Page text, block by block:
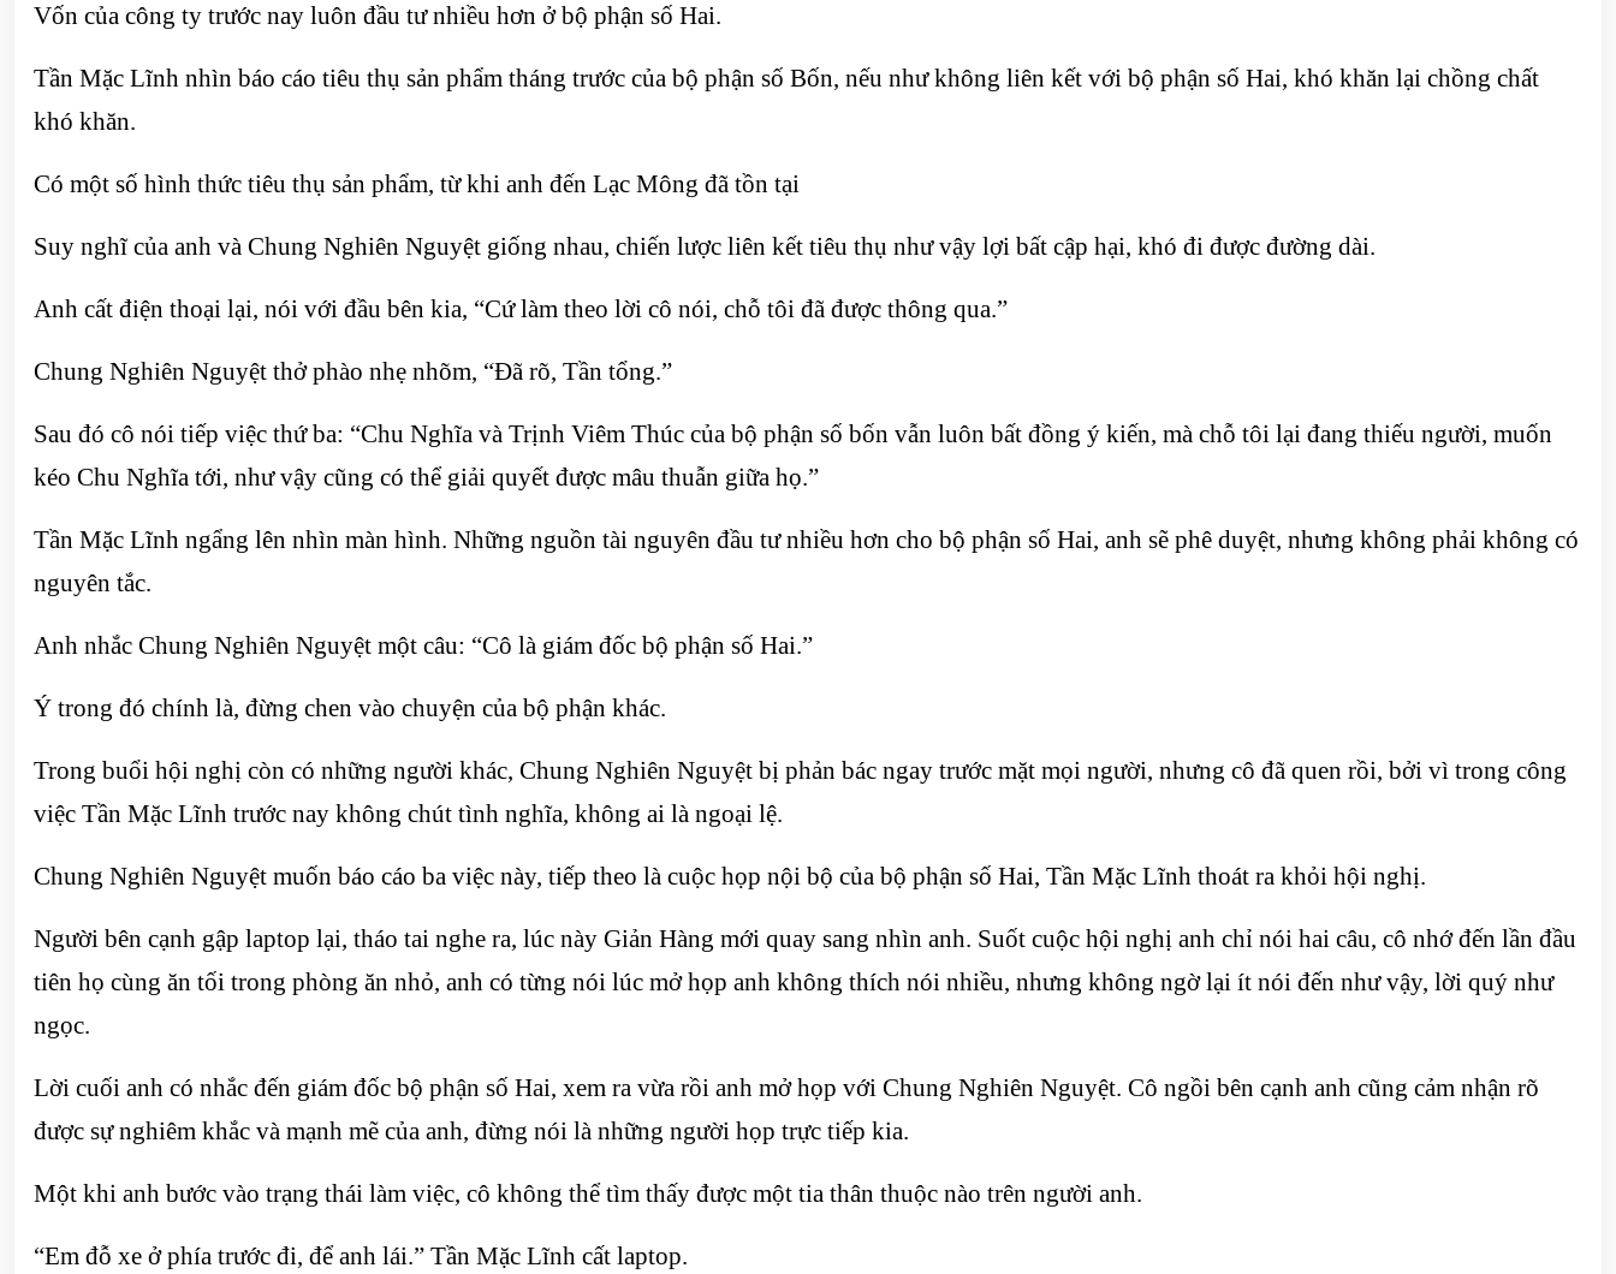
Vốn của công ty trước nay luôn đầu tư nhiều hơn ở bộ phận số Hai.
Tần Mặc Lĩnh nhìn báo cáo tiêu thụ sản phẩm tháng trước của bộ phận số Bốn, nếu như không liên kết với bộ phận số Hai, khó khăn lại chồng chất
khó khăn.
Có một số hình thức tiêu thụ sản phẩm, từ khi anh đến Lạc Mông đã tồn tại
Suy nghĩ của anh và Chung Nghiên Nguyệt giống nhau, chiến lược liên kết tiêu thụ như vậy lợi bất cập hại, khó đi được đường dài.
Anh cất điện thoại lại, nói với đầu bên kia, “Cứ làm theo lời cô nói, chỗ tôi đã được thông qua.”
Chung Nghiên Nguyệt thở phào nhẹ nhõm, “Đã rõ, Tần tổng.”
Sau đó cô nói tiếp việc thứ ba: “Chu Nghĩa và Trịnh Viêm Thúc của bộ phận số bốn vẫn luôn bất đồng ý kiến, mà chỗ tôi lại đang thiếu người, muốn
kéo Chu Nghĩa tới, như vậy cũng có thể giải quyết được mâu thuẫn giữa họ.”
Tần Mặc Lĩnh ngẩng lên nhìn màn hình. Những nguồn tài nguyên đầu tư nhiều hơn cho bộ phận số Hai, anh sẽ phê duyệt, nhưng không phải không có
nguyên tắc.
Anh nhắc Chung Nghiên Nguyệt một câu: “Cô là giám đốc bộ phận số Hai.”
Ý trong đó chính là, đừng chen vào chuyện của bộ phận khác.
Trong buổi hội nghị còn có những người khác, Chung Nghiên Nguyệt bị phản bác ngay trước mặt mọi người, nhưng cô đã quen rồi, bởi vì trong công
việc Tần Mặc Lĩnh trước nay không chút tình nghĩa, không ai là ngoại lệ.
Chung Nghiên Nguyệt muốn báo cáo ba việc này, tiếp theo là cuộc họp nội bộ của bộ phận số Hai, Tần Mặc Lĩnh thoát ra khỏi hội nghị.
Người bên cạnh gập laptop lại, tháo tai nghe ra, lúc này Giản Hàng mới quay sang nhìn anh. Suốt cuộc hội nghị anh chỉ nói hai câu, cô nhớ đến lần đầu
tiên họ cùng ăn tối trong phòng ăn nhỏ, anh có từng nói lúc mở họp anh không thích nói nhiều, nhưng không ngờ lại ít nói đến như vậy, lời quý như
ngọc.
Lời cuối anh có nhắc đến giám đốc bộ phận số Hai, xem ra vừa rồi anh mở họp với Chung Nghiên Nguyệt. Cô ngồi bên cạnh anh cũng cảm nhận rõ
được sự nghiêm khắc và mạnh mẽ của anh, đừng nói là những người họp trực tiếp kia.
Một khi anh bước vào trạng thái làm việc, cô không thể tìm thấy được một tia thân thuộc nào trên người anh.
“Em đỗ xe ở phía trước đi, để anh lái.” Tần Mặc Lĩnh cất laptop.